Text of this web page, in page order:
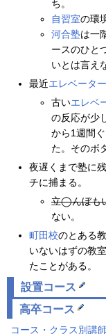
ち。
自習室の環
河合塾は一
ースのひと
いとは言え
最近エレベーター
古いエレベ
の反応が少
から1週間
た。そのボ
夜遅くまで塾に
チに捕まる。
立◯んぼも
ない。
町田校のとある
いないはずの教
たことがある。
設置コース
高卒コース
コース・クラス別講